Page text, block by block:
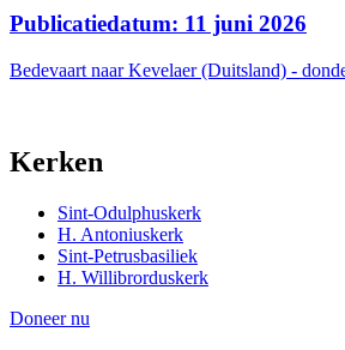
Publicatiedatum: 11 juni 2026
Bedevaart naar Kevelaer (Duitsland) -
Kerken
Sint-Odulphuskerk
H. Antoniuskerk
Sint-Petrusbasiliek
H. Willibrorduskerk
Doneer nu